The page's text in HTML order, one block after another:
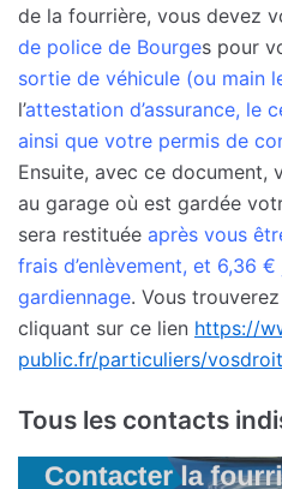
de la fourrière, vous devez
de police de Bourges pour
sortie de véhicule (ou main
l’attestation d’assurance, le
ainsi que votre permis de
Ensuite, avec ce document,
au garage où est gardée
sera restituée après vous
frais d’enlèvement, et 6,36
gardiennage. Vous
cliquant sur ce lien https://
public.fr/particuliers/
Tous les contacts